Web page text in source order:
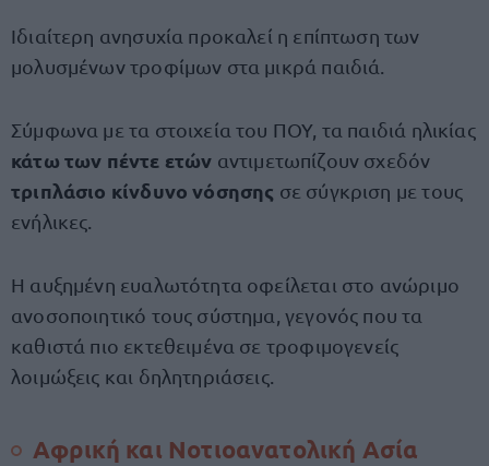
Ιδιαίτερη ανησυχία προκαλεί η επίπτωση των
μολυσμένων τροφίμων στα μικρά παιδιά.
Σύμφωνα με τα στοιχεία του ΠΟΥ, τα παιδιά ηλικίας
κάτω των πέντε ετών αντιμετωπίζουν σχεδόν
τριπλάσιο κίνδυνο νόσησης σε σύγκριση με τους
ενήλικες.
Η αυξημένη ευαλωτότητα οφείλεται στο ανώριμο
ανοσοποιητικό τους σύστημα, γεγονός που τα
καθιστά πιο εκτεθειμένα σε τροφιμογενείς
λοιμώξεις και δηλητηριάσεις.
Αφρική και Νοτιοανατολική Ασία